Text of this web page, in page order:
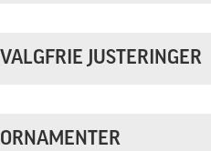
VALGFRIE JUSTERINGER
ORNAMENTER